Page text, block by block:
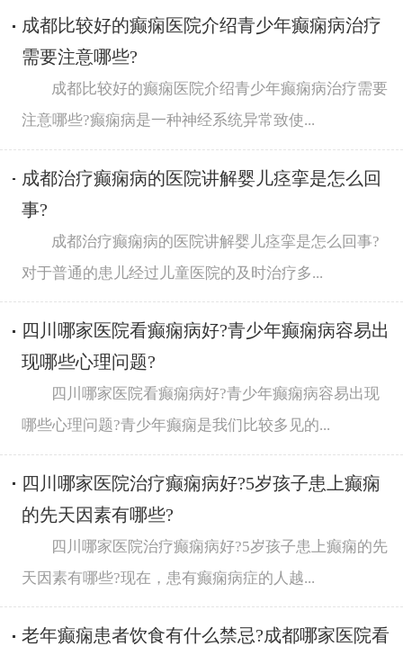
成都比较好的癫痫医院介绍青少年癫痫病治疗
需要注意哪些?
成都比较好的癫痫医院介绍青少年癫痫病治疗需要
注意哪些?癫痫病是一种神经系统异常致使...
成都治疗癫痫病的医院讲解婴儿痉挛是怎么回
事?
成都治疗癫痫病的医院讲解婴儿痉挛是怎么回事?
对于普通的患儿经过儿童医院的及时治疗多...
四川哪家医院看癫痫病好?青少年癫痫病容易出
现哪些心理问题?
四川哪家医院看癫痫病好?青少年癫痫病容易出现
哪些心理问题?青少年癫痫是我们比较多见的...
四川哪家医院治疗癫痫病好?5岁孩子患上癫痫
的先天因素有哪些?
四川哪家医院治疗癫痫病好?5岁孩子患上癫痫的先
天因素有哪些?现在，患有癫痫病症的人越...
老年癫痫患者饮食有什么禁忌?成都哪家医院看